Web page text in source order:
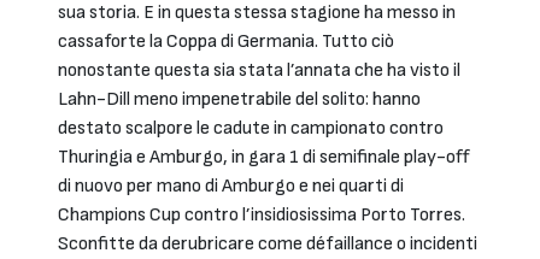
sua storia. E in questa stessa stagione ha messo in
cassaforte la Coppa di Germania. Tutto ciò
nonostante questa sia stata l’annata che ha visto il
Lahn-Dill meno impenetrabile del solito: hanno
destato scalpore le cadute in campionato contro
Thuringia e Amburgo, in gara 1 di semifinale play-off
di nuovo per mano di Amburgo e nei quarti di
Champions Cup contro l’insidiosissima Porto Torres.
Sconfitte da derubricare come défaillance o incidenti